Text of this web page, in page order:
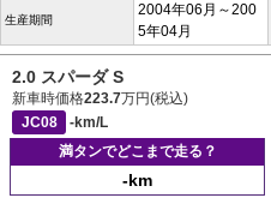
生産期間
2004年06月～200
5年04月
2.0 スパーダ S
新車時価格223.7万円(税込)
JC08
-km/L
満タンでどこまで走る？
-km